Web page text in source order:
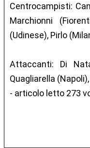
Centrocampisti:
Marchionni
(Udinese), Pirlo
Attaccanti: Di
Quagliarella
- articolo letto 273